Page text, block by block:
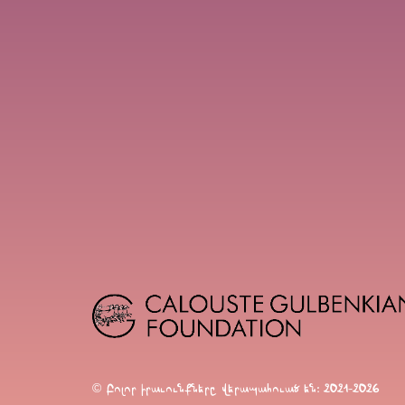
© Բոլոր իրաւունքները վերապահուած են։ 2021-2026